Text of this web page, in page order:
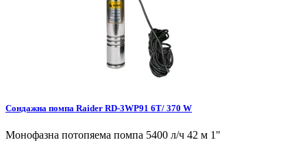
Сондажна помпа Raider RD-3WP91 6T/ 370 W
Монофазна потопяема помпа 5400 л/ч 42 м 1"